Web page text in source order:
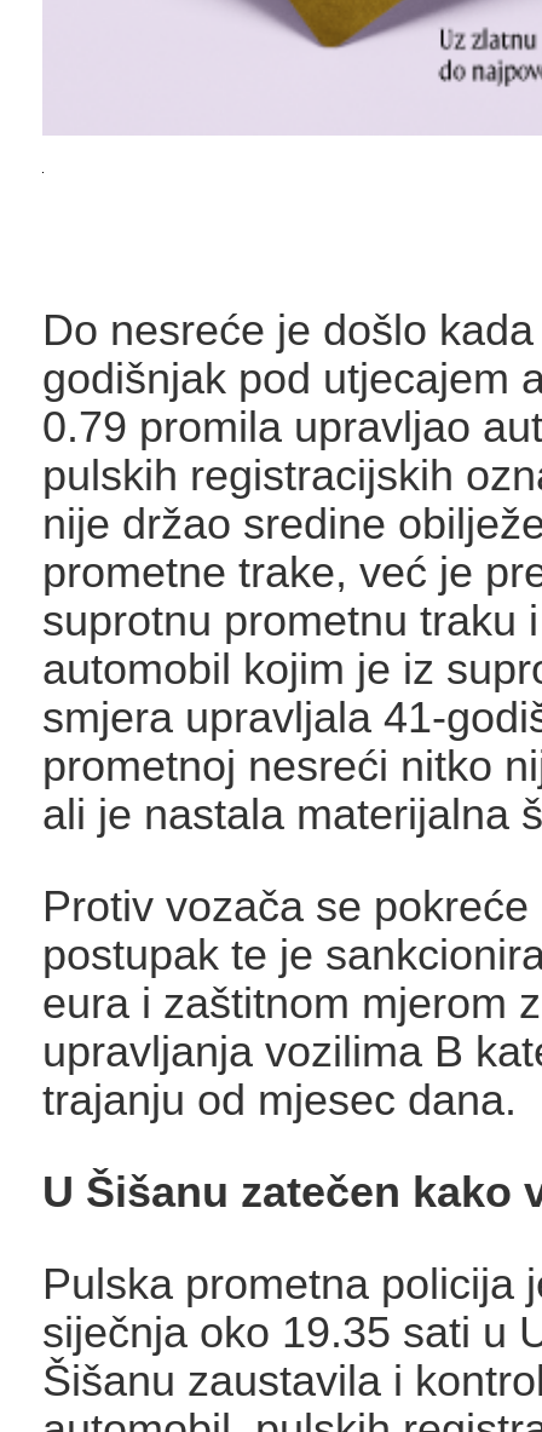
Do nesreće je došlo
godišnjak pod utjecajem
0.79 promila upravljao
pulskih registracijskih
nije držao sredine
prometne trake, već je
suprotnu prometnu traku
automobil kojim je iz
smjera upravljala 41-
prometnoj nesreći nitko
ali je nastala materijalna
Protiv vozača se
postupak te je
eura i zaštitnom mjerom
upravljanja vozilima B
trajanju od mjesec dana.
U Šišanu zatečen kako
Pulska prometna policija
siječnja oko 19.35 sati u
Šišanu zaustavila i